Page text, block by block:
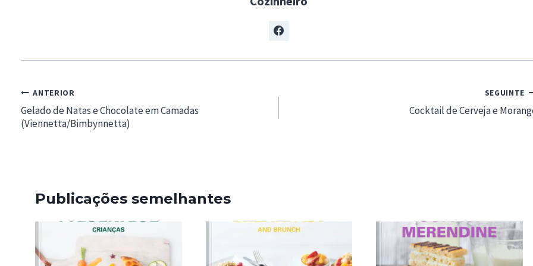
Navegação
de
artigos
ANTERIOR
Gelado de Natas e Chocolate em Camadas
(Viennetta/Bimbynnetta)
SEGUINTE
Cocktail de Cerveja e
Publicações semelhantes